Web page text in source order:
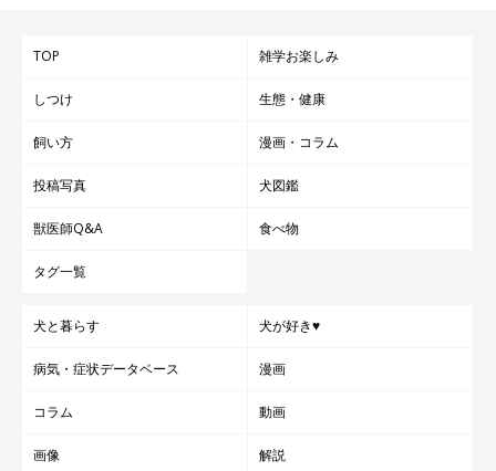
TOP 雑学お楽しみ
しつけ 生態・健康
飼い方 漫画・コラム
投稿写真 犬図鑑
獣医師Q&A 食べ物
タグ一覧
犬と暮らす 犬が好き♥
病気・症状データベース 漫画
コラム 動画
画像 解説